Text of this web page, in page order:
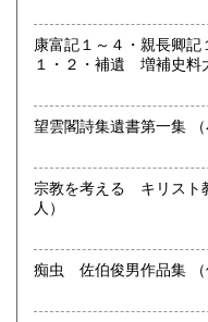
沖縄県
定休日：水曜日
書籍の買取について
-
-
康富記１～４・親長卿
１・２・補遺 増補史料大成３７～４
望
宗教を考える キリスト教と
人）
痴